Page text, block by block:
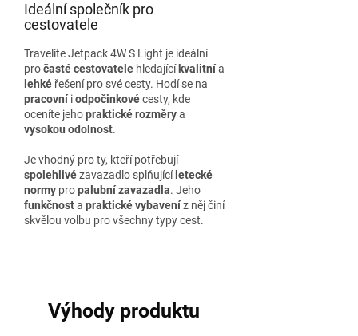
Ideální společník pro
cestovatele
Travelite Jetpack 4W S Light je ideální
pročasté cestovatele hledající kvalitnía
lehké řešení pro své cesty. Hodí se na
pracovní iodpočinkovécesty, kde
oceníte jehopraktické rozměrya
vysokou odolnost.
Je vhodný pro ty, kteří potřebují
spolehlivézavazadlo splňující letecké
normy propalubní zavazadla. Jeho
funkčnosta praktické vybaveníz něj činí
skvělou volbu pro všechny typy cest.
Výhody produktu